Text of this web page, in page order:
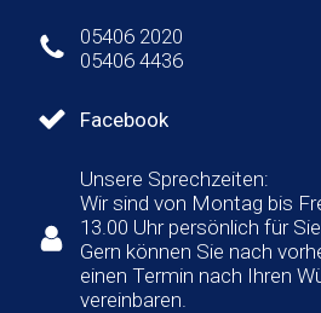
05406 2020
05406 4436
Facebook
Unsere Sprechzeiten:
Wir sind von Montag bis
13.00 Uhr persönlich für
Gern können Sie nach
einen Termin nach Ihren
vereinbaren.